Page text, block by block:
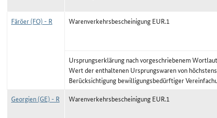
Färöer (FO) - R Warenverkehrsbescheinigung EUR.1
Ursprungserklärung nach vorgeschriebenem
Wert der enthaltenen Ursprungswaren von
Berücksichtigung bewilligungsbedürftiger
Georgien (GE) - R
Warenverkehrsbescheinigung EUR.1